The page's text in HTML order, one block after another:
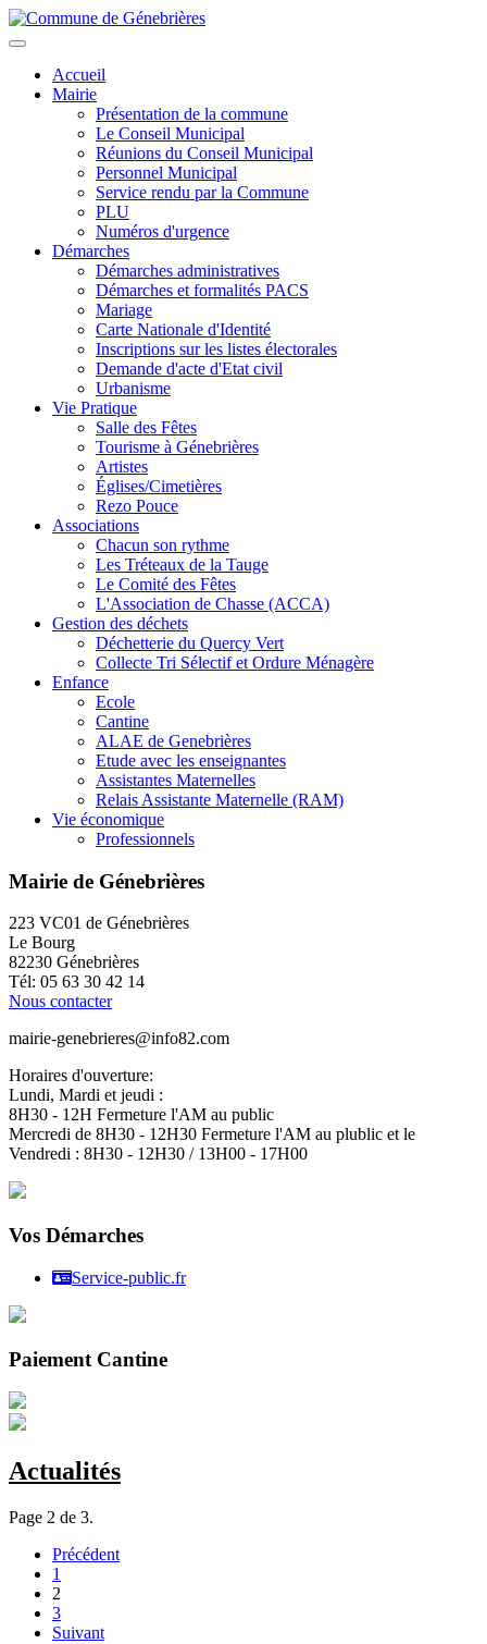
Aller
au
principal
Toggle
navigationAccueil
Mairie
Présentation de la commune
Le Conseil Municipal
Réunions du Conseil Municipal
Personnel Municipal
Service rendu par la Commune
PLU
Numéros d'urgence
Démarches
Démarches administratives
Démarches et formalités PACS
Mariage
Carte Nationale d'Identité
Inscriptions sur les listes électorales
Demande d'acte d'Etat civil
Urbanisme
Vie Pratique
Salle des Fêtes
Tourisme à Génebrières
Artistes
Églises/Cimetières
Rezo Pouce
Associations
Chacun son rythme
Les Tréteaux de la Tauge
Le Comité des Fêtes
L'Association de Chasse (ACCA)
Gestion des déchets
Déchetterie du Quercy Vert
Collecte Tri Sélectif et Ordure Ménagère
Enfance
Ecole
Cantine
ALAE de Genebrières
Etude avec les enseignantes
Assistantes Maternelles
Relais Assistante Maternelle (RAM)
Vie économique
Professionnels
Mairie de Génebrières
223 VC01 de Génebrières
Le Bourg
82230 Génebrières
Tél: 05 63 30 42 14
Nous contacter
mairie-genebrieres@info82.com
Horaires d'ouverture:
Lundi, Mardi et jeudi :
8H30 - 12H Fermeture l'AM au public
Mercredi de 8H30 - 12H30 Fermeture l'AM au plublic et le
Vendredi : 8H30 - 12H30 / 13H00 - 17H00
Vos Démarches
Service-public.fr
Paiement Cantine
Actualités
Page 2 de 3.
Précédent
1
2
3
Suivant